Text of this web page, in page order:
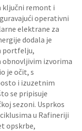
ključni remont i
operativni
elektrane za
dodala je
portfelju,
izvorima
je očit, s
i izuzetnim
se pripisuje
sezoni. Usprkos
u Rafineriji
opskrbe,